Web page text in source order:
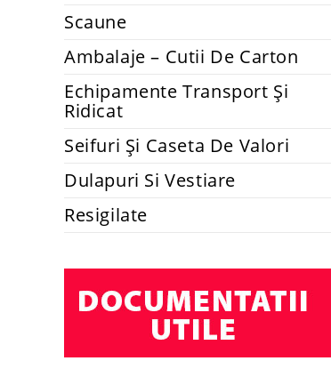
Scaune
Ambalaje – Cutii De Carton
Echipamente Transport Și
Ridicat
Seifuri Și Caseta De Valori
Dulapuri Si Vestiare
Resigilate